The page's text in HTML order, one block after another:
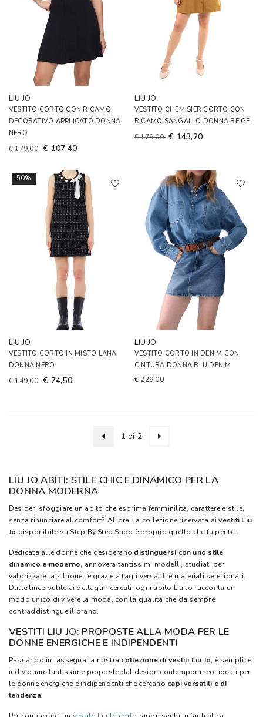
LIU JO
VESTITO CORTO CON RICAMO
DECORATIVO APPLICATO DONNA
NERO
€ 179,00 € 107,40
LIU JO
VESTITO CHEMISIER CORTO CON
RICAMO SANGALLO DONNA BEIGE
€ 179,00 € 143,20
50%
LIU JO
VESTITO CORTO IN MISTO LANA
DONNA NERO
€ 149,00 € 74,50
LIU JO
VESTITO CORTO IN DENIM CON
CINTURA DONNA BLU DENIM
€ 229,00
1 di 2
LIU JO ABITI: STILE CHIC E DINAMICO PER LA
DONNA MODERNA
Desideri sfoggiare un abito che esprima femminilità, carattere e stile,
senza rinunciare al comfort? Allora, la collezione riservata aivestiti Liu
Jo disponibile su Step By Step Shop è proprio quello che fa per te!
Dedicata alle donne che desiderano distinguersi con uno stile
dinamico e moderno, annovera tantissimi modelli, studiati per
valorizzare la silhouette grazie a tagli versatili e materiali selezionati.
Dalle linee pulite ai dettagli ricercati, ogni abito Liu Jo racconta un
modo unico di vivere la moda, con la qualità che da sempre
contraddistingue il brand.
VESTITI LIU JO: PROPOSTE ALLA MODA PER LE
DONNE ENERGICHE E INDIPENDENTI
Passando in rassegna la nostra collezione di vestiti Liu Jo, è semplice
individuare tantissime proposte dal design contemporaneo, ideali per
le donne energiche e indipendenti che cercano capi versatili e di
tendenza.